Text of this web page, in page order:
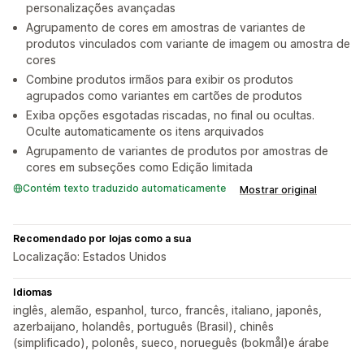
personalizações avançadas
Agrupamento de cores em amostras de variantes de
produtos vinculados com variante de imagem ou amostra de
cores
Combine produtos irmãos para exibir os produtos
agrupados como variantes em cartões de produtos
Exiba opções esgotadas riscadas, no final ou ocultas.
Oculte automaticamente os itens arquivados
Agrupamento de variantes de produtos por amostras de
cores em subseções como Edição limitada
Contém texto traduzido automaticamente Mostrar original
Recomendado por lojas como a sua
Localização: Estados Unidos
Idiomas
inglês, alemão, espanhol, turco, francês, italiano, japonês,
azerbaijano, holandês, português (Brasil), chinês
(simplificado), polonês, sueco, norueguês (bokmål)e árabe